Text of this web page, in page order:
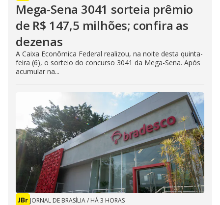
Mega-Sena 3041 sorteia prêmio
de R$ 147,5 milhões; confira as
dezenas
A Caixa Econômica Federal realizou, na noite desta quinta-
feira (6), o sorteio do concurso 3041 da Mega-Sena. Após
acumular na...
JORNAL DE BRASÍLIA/ HÁ 3 HORAS